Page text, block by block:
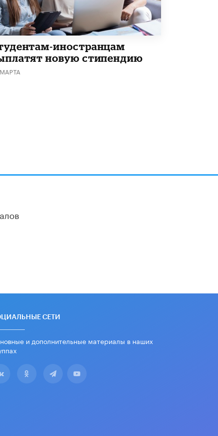
Академик РАН предупредил, что
ChatGPT отучит школьников думать
1 ИЮНЯ /ШКОЛЬНИКИ
иностранцам
новую стипендию
СЕТИ
и дополнительные материалы в наших